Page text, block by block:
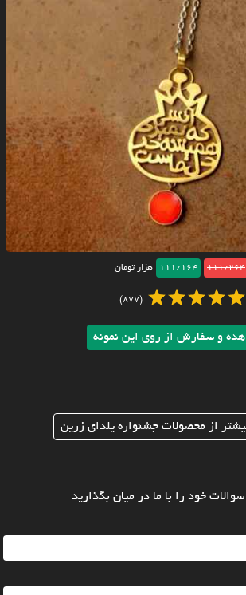
111/264
111/164 هزار تومان
(877)
و سفارش از روی این نمونه
از محصولات جشنواره یلدای زرین
خود را با ما در میان بگذارید